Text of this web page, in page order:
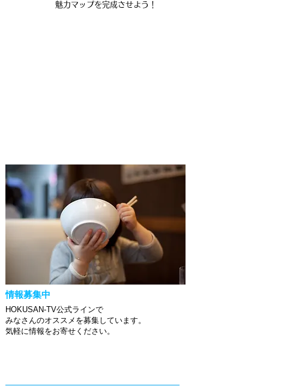
魅力マップを完成させよう！
情報募集中
HOKUSAN-TV公式ラインで
みなさんのオススメを募集しています。
​気軽に情報をお寄せください。